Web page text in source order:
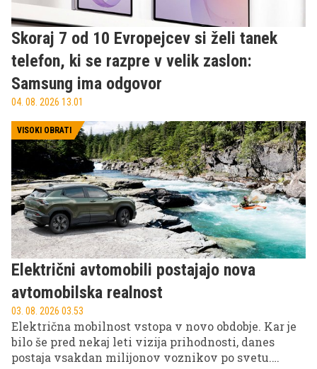
Skoraj 7 od 10 Evropejcev si želi tanek
telefon, ki se razpre v velik zaslon:
Samsung ima odgovor
04. 08. 2026 13.01
VISOKI OBRATI
Električni avtomobili postajajo nova
avtomobilska realnost
03. 08. 2026 03.53
Električna mobilnost vstopa v novo obdobje. Kar je
bilo še pred nekaj leti vizija prihodnosti, danes
postaja vsakdan milijonov voznikov po svetu.